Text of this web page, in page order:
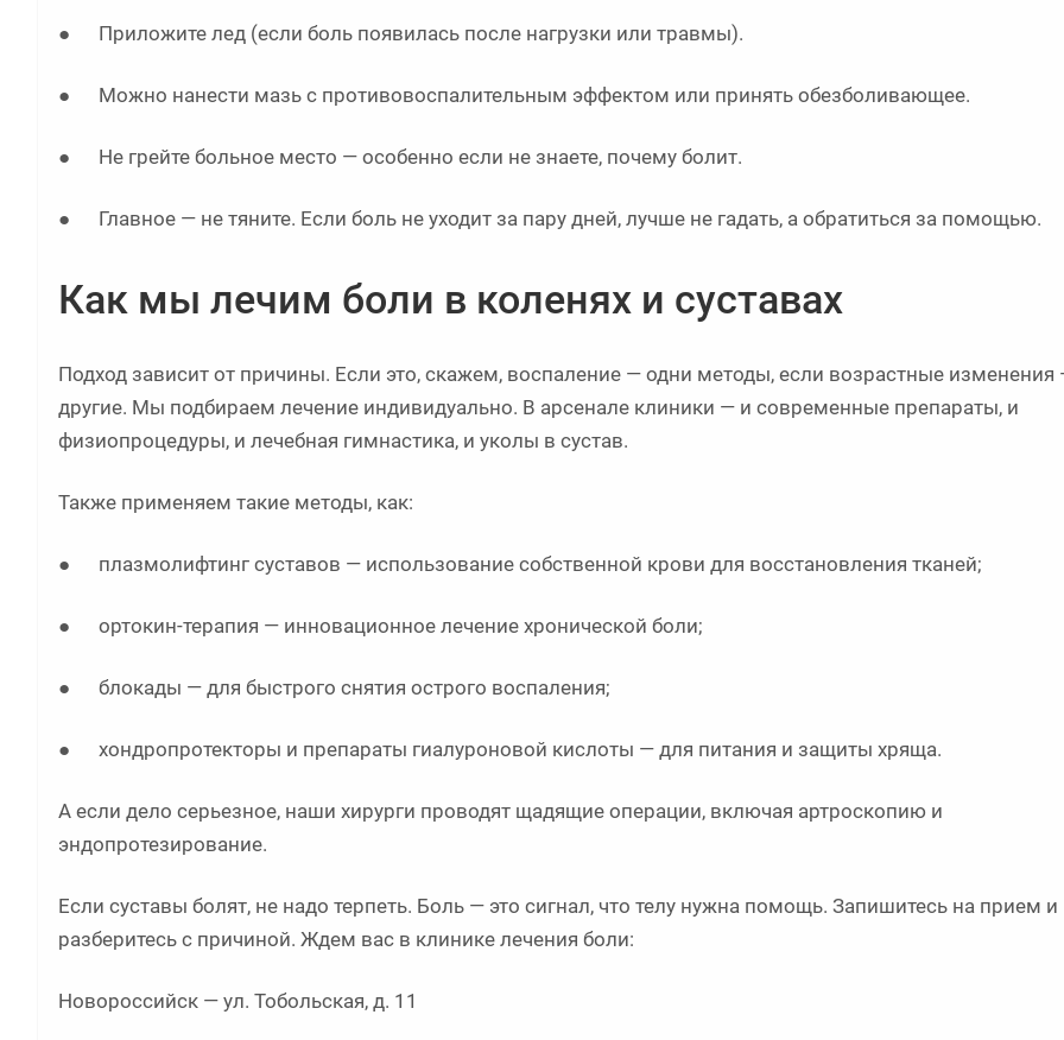
● Приложите лед (если боль появилась после нагрузки или травмы).
● Можно нанести мазь с противовоспалительным эффектом или принять обезболивающее.
● Не грейте больное место — особенно если не знаете, почему болит.
● Главное — не тяните. Если боль не уходит за пару дней, лучше не гадать, а обратиться за помощью.
Как мы лечим боли в коленях и суставах
Подход зависит от причины. Если это, скажем, воспаление — одни методы, если возрастные изменения
другие. Мы подбираем лечение индивидуально. В арсенале клиники — и современные препараты, и
физиопроцедуры, и лечебная гимнастика, и уколы в сустав.
Также применяем такие методы, как:
● плазмолифтинг суставов — использование собственной крови для восстановления тканей;
● ортокин-терапия — инновационное лечение хронической боли;
● блокады — для быстрого снятия острого воспаления;
● хондропротекторы и препараты гиалуроновой кислоты — для питания и защиты хряща.
А если дело серьезное, наши хирурги проводят щадящие операции, включая артроскопию и
эндопротезирование.
Если суставы болят, не надо терпеть. Боль — это сигнал, что телу нужна помощь. Запишитесь на прием и
разберитесь с причиной. Ждем вас в клинике лечения боли:
Новороссийск — ул. Тобольская, д. 11